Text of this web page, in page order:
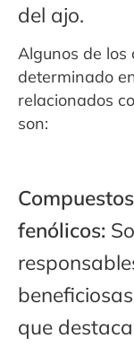
del ajo.
Algunos de los
determinado
relacionados
son:
fenólicos:
que